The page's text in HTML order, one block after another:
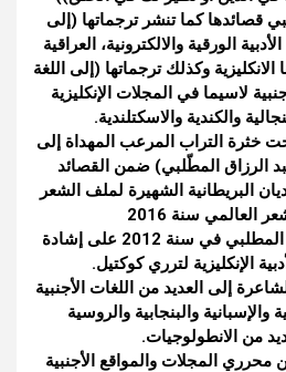
قصائدها كما تنشر ترجماتها (إلى
الورقية والالكترونية، العراقية
وكذلك ترجماتها (إلى اللغة
لاسيما في المجلات الإنكليزية
والكندية والاسكتلندية.
خثرة التراب المرعب المهداة إلى
الرزاق المطّلبي) ضمن القصائد
البريطانية الشهيرة لملف الشعر
العالمي سنة 2016
وقد حصلت الشاعرة خلود المطلبي في سنة 2012 على إشادة
الإنكليزية لترري كوكتيل.
إلى العديد من اللغات الأجنبية
والإسبانية والبنجابية والروسية
من الانطولوجيات.
محرري المجلات والمواقع الأجنبية